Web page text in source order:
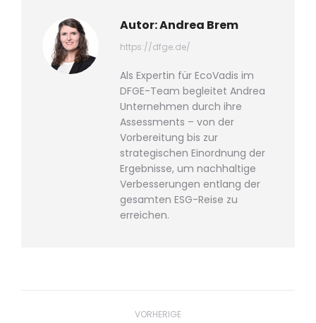
Autor:Andrea Brem
https://dfge.de/
Als Expertin für EcoVadis im
DFGE-Team begleitet Andrea
Unternehmen durch ihre
Assessments – von der
Vorbereitung bis zur
strategischen Einordnung der
Ergebnisse, um nachhaltige
Verbesserungen entlang der
gesamten ESG-Reise zu
erreichen.
VORHERIGE